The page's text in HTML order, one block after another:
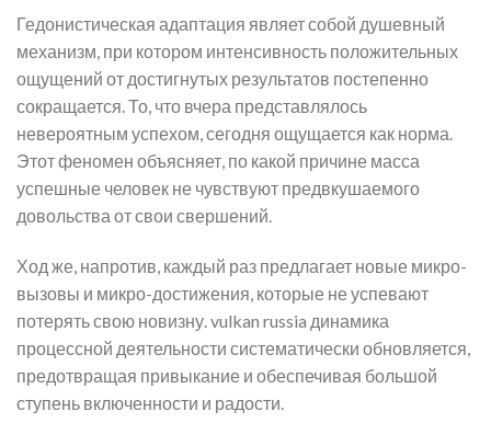
Гедонистическая адаптация являет собой душевный
механизм, при котором интенсивность положительных
ощущений от достигнутых результатов постепенно
сокращается. То, что вчера представлялось
невероятным успехом, сегодня ощущается как норма.
Этот феномен объясняет, по какой причине масса
успешные человек не чувствуют предвкушаемого
довольства от свои свершений.
Ход же, напротив, каждый раз предлагает новые микро-
вызовы и микро-достижения, которые не успевают
потерять свою новизну. vulkan russia динамика
процессной деятельности систематически обновляется,
предотвращая привыкание и обеспечивая большой
ступень включенности и радости.